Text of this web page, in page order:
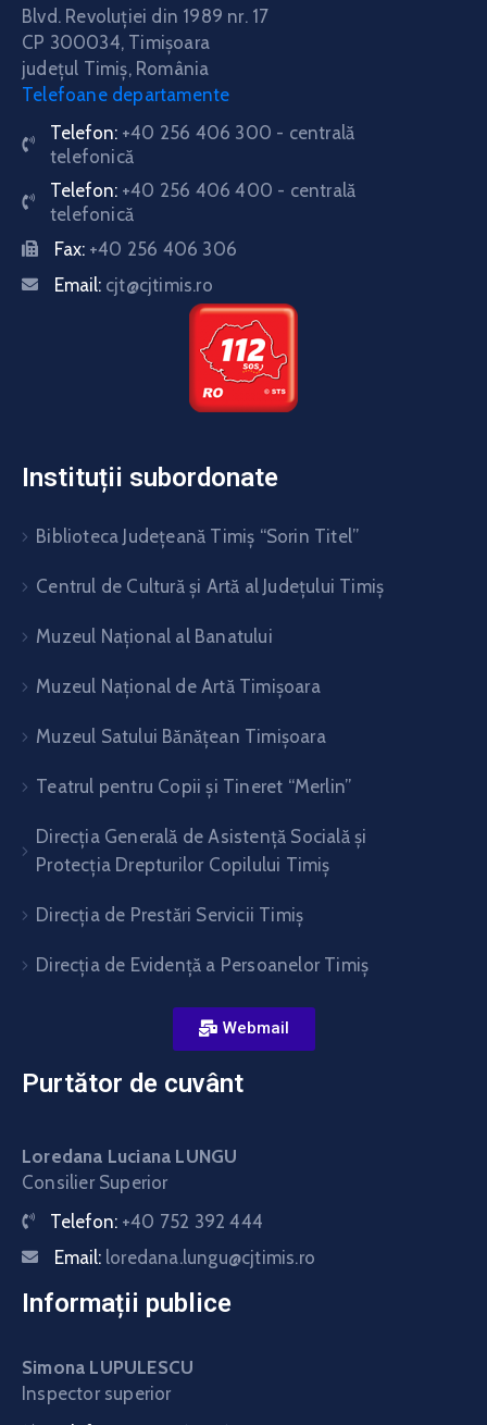
Blvd. Revoluţiei din 1989 nr. 17
CP 300034, Timişoara
judeţul Timiş, România
Telefoane departamente
Telefon: +40 256 406 300 - centrală
telefonică
Telefon: +40 256 406 400 - centrală
telefonică
Fax: +40 256 406 306
Email: cjt@cjtimis.ro
Instituții subordonate
Biblioteca Judeţeană Timiş “Sorin Titel”
Centrul de Cultură şi Artă al Judeţului Timiş
Muzeul Național al Banatului
Muzeul Național de Artă Timişoara
Muzeul Satului Bănăţean Timişoara
Teatrul pentru Copii şi Tineret “Merlin”
Direcția Generală de Asistență Socială și
Protecția Drepturilor Copilului Timiș
Direcţia de Prestări Servicii Timiş
Direcţia de Evidenţă a Persoanelor Timiş
Webmail
Purtător de cuvânt
Loredana Luciana LUNGU
Consilier Superior
Telefon: +40 752 392 444
Email: loredana.lungu@cjtimis.ro
Informații publice
Simona LUPULESCU
Inspector superior